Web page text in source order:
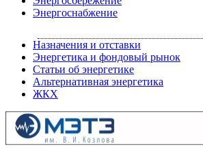
Энергоснабжение
Назначения и отставки
Энергетика и фондовый рынок
Статьи об энергетике
Альтернативная энергетика
ЖКХ